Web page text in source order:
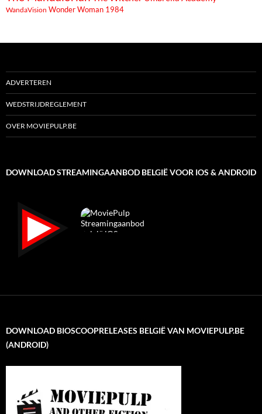
WandaVision Wonder Woman 1984
ADVERTEREN
WEDSTRIJDREGLEMENT
OVER MOVIEPULP.BE
DOWNLOAD STREAMINGAANBOD BELGIË VOOR IOS & ANDROID
DOWNLOAD BIOSCOOPRELEASES BELGIË VAN MOVIEPULP.BE
(ANDROID)